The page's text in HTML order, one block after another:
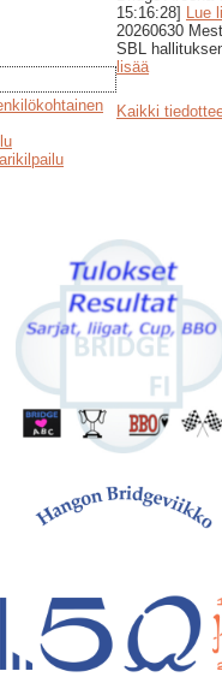
15:16:28] Lue
20260630
SBL
lisää
Kaikki